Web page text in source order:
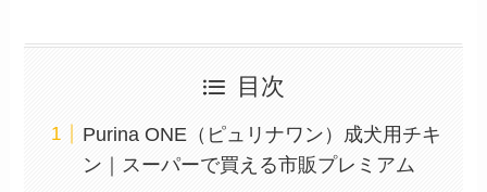
目次
Purina ONE（ピュリナワン）成犬用チキ
ン｜スーパーで買える市販プレミアム